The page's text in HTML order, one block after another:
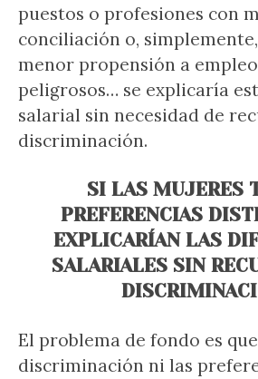
puestos o profesiones con
conciliación o,
menor propensión a
peligrosos… se explicaría
salarial sin necesidad de
discriminación.
SI LAS MUJERES
PREFERENCIAS
EXPLICARÍAN LAS
SALARIALES SIN
El problema de fondo es
discriminación ni las